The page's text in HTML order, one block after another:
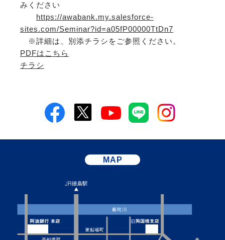
みください
https://awabank.my.salesforce-
sites.com/Seminar?id=a05fP00000TtDn7
※詳細は、別添チラシをご参照ください。
PDFはこちら
チラシ
MAP